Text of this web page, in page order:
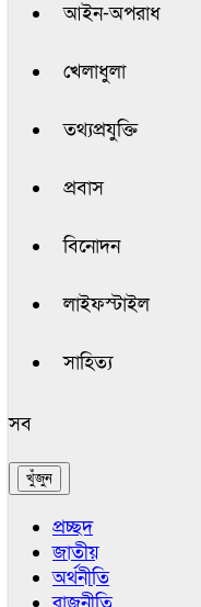
আইন-অপরাধ
খেলাধুলা
তথ্যপ্রযুক্তি
প্রবাস
বিনোদন
লাইফস্টাইল
সাহিত্য
সব
প্রচ্ছদ
জাতীয়
অর্থনীতি